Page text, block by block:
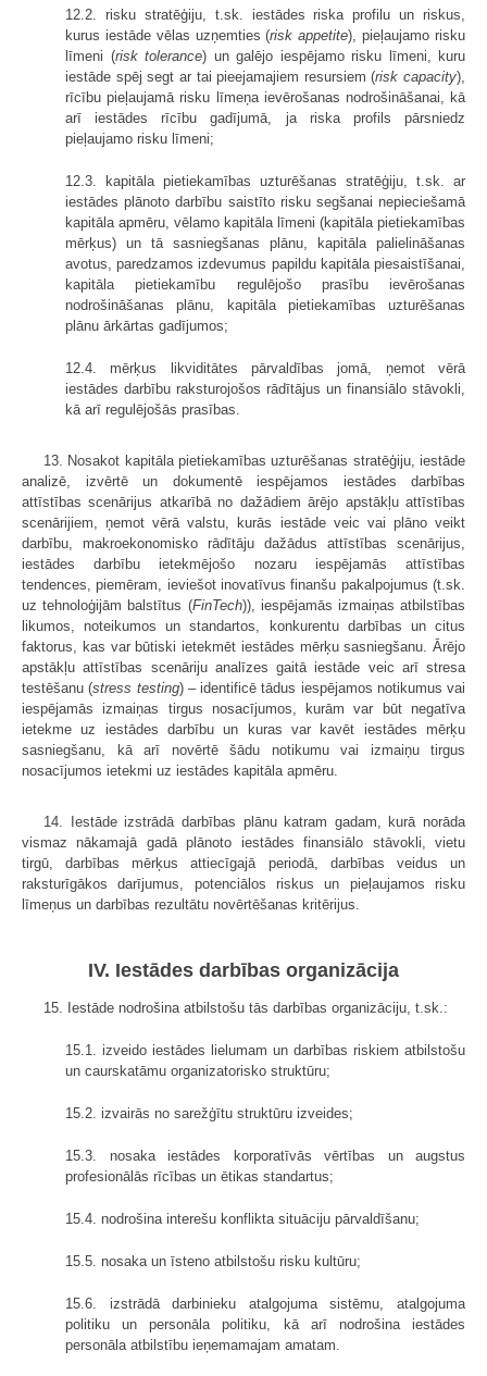
12.2. risku stratēģiju, t.sk. iestādes riska profilu un riskus,
kurus iestāde vēlas uzņemties (risk appetite), pieļaujamo risku
līmeni (risk tolerance) un galējo iespējamo risku līmeni, kuru
iestāde spēj segt ar tai pieejamajiem resursiem (risk capacity),
rīcību pieļaujamā risku līmeņa ievērošanas nodrošināšanai, kā
arī iestādes rīcību gadījumā, ja riska profils pārsniedz
pieļaujamo risku līmeni;
12.3. kapitāla pietiekamības uzturēšanas stratēģiju, t.sk. ar
iestādes plānoto darbību saistīto risku segšanai nepieciešamā
kapitāla apmēru, vēlamo kapitāla līmeni (kapitāla pietiekamības
mērķus) un tā sasniegšanas plānu, kapitāla palielināšanas
avotus, paredzamos izdevumus papildu kapitāla piesaistīšanai,
kapitāla pietiekamību regulējošo prasību ievērošanas
nodrošināšanas plānu, kapitāla pietiekamības uzturēšanas
plānu ārkārtas gadījumos;
12.4. mērķus likviditātes pārvaldības jomā, ņemot vērā
iestādes darbību raksturojošos rādītājus un finansiālo stāvokli,
kā arī regulējošās prasības.
13. Nosakot kapitāla pietiekamības uzturēšanas stratēģiju, iestāde
analizē, izvērtē un dokumentē iespējamos iestādes darbības
attīstības scenārijus atkarībā no dažādiem ārējo apstākļu attīstības
scenārijiem, ņemot vērā valstu, kurās iestāde veic vai plāno veikt
darbību, makroekonomisko rādītāju dažādus attīstības scenārijus,
iestādes darbību ietekmējošo nozaru iespējamās attīstības
tendences, piemēram, ieviešot inovatīvus finanšu pakalpojumus (t.sk.
uz tehnoloģijām balstītus (FinTech)), iespējamās izmaiņas atbilstības
likumos, noteikumos un standartos, konkurentu darbības un citus
faktorus, kas var būtiski ietekmēt iestādes mērķu sasniegšanu. Ārējo
apstākļu attīstības scenāriju analīzes gaitā iestāde veic arī stresa
testēšanu (stress testing) – identificē tādus iespējamos notikumus vai
iespējamās izmaiņas tirgus nosacījumos, kurām var būt negatīva
ietekme uz iestādes darbību un kuras var kavēt iestādes mērķu
sasniegšanu, kā arī novērtē šādu notikumu vai izmaiņu tirgus
nosacījumos ietekmi uz iestādes kapitāla apmēru.
14. Iestāde izstrādā darbības plānu katram gadam, kurā norāda
vismaz nākamajā gadā plānoto iestādes finansiālo stāvokli, vietu
tirgū, darbības mērķus attiecīgajā periodā, darbības veidus un
raksturīgākos darījumus, potenciālos riskus un pieļaujamos risku
līmeņus un darbības rezultātu novērtēšanas kritērijus.
IV. Iestādes darbības organizācija
15. Iestāde nodrošina atbilstošu tās darbības organizāciju, t.sk.:
15.1. izveido iestādes lielumam un darbības riskiem atbilstošu
un caurskatāmu organizatorisko struktūru;
15.2. izvairās no sarežģītu struktūru izveides;
15.3. nosaka iestādes korporatīvās vērtības un augstus
profesionālās rīcības un ētikas standartus;
15.4. nodrošina interešu konflikta situāciju pārvaldīšanu;
15.5. nosaka un īsteno atbilstošu risku kultūru;
15.6. izstrādā darbinieku atalgojuma sistēmu, atalgojuma
politiku un personāla politiku, kā arī nodrošina iestādes
personāla atbilstību ieņemamajam amatam.